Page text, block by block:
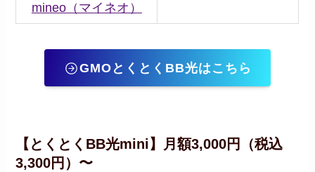
mineo（マイネオ）
GMOとくとくBB光はこちら
【とくとくBB光mini】月額3,000円（税込
3,300円）〜